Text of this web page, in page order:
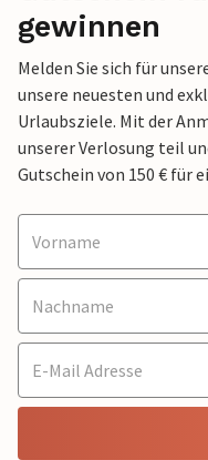
gewinnen
Melden Sie sich für
unsere neuesten und
Urlaubsziele. Mit der
unserer Verlosung teil
Gutschein von 150 € für